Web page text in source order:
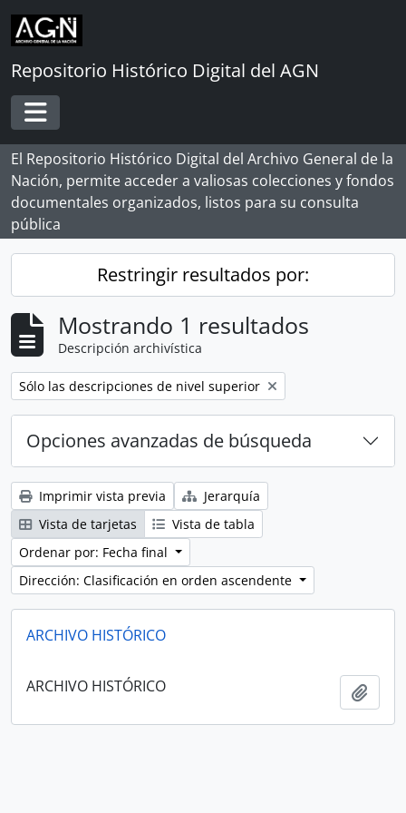
Skip to main content
Repositorio Histórico Digital del AGN
Toggle navigation
El Repositorio Histórico Digital del Archivo General de la
Nación, permite acceder a valiosas colecciones y fondos
documentales organizados, listos para su consulta
pública
Restringir resultados por:
Mostrando 1 resultados
Descripción archivística
Remove filter:
Sólo las descripciones de nivel superior
Opciones avanzadas de búsqueda
Imprimir vista previa
Jerarquía
Vista de tarjetas
Vista de tabla
Ordenar por: Fecha final
Dirección: Clasificación en orden ascendente
ARCHIVO HISTÓRICO
ARCHIVO HISTÓRICO